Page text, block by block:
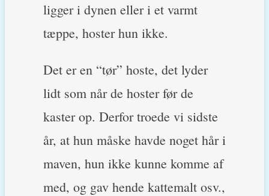
ligger i dynen eller i et varmt
tæppe, hoster hun ikke.
Det er en “tør” hoste, det lyder
lidt som når de hoster før de
kaster op. Derfor troede vi sidste
år, at hun måske havde noget hår i
maven, hun ikke kunne komme af
med, og gav hende kattemalt osv.,